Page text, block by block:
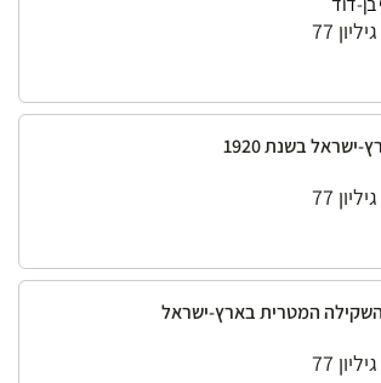
77
בשנת 1920
77
המטרית בארץ-ישראל
77